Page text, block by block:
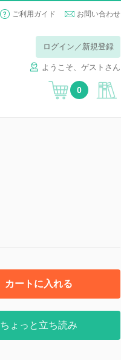
ご利用ガイド お問い合わせ
ログイン／新規登録
ようこそ、ゲストさん
0
カートに入れる
ちょっと立ち読み